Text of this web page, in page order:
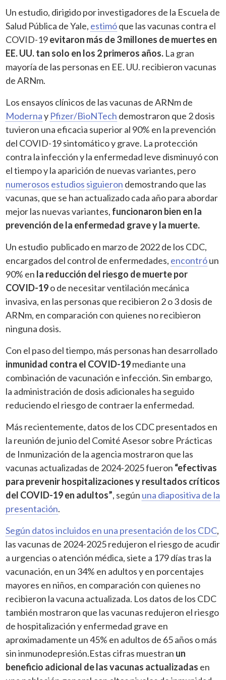
Un estudio, dirigido por investigadores de la Escuela de
Salud Pública de Yale, estimóque las vacunas contra el
COVID-19evitaron más de 3 millones de muertes en
EE. UU. tan solo en los 2 primeros años. La gran
mayoría de las personas en EE. UU. recibieron vacunas
de ARNm.
Los ensayos clínicos de las vacunas de ARNm de
Modernay Pfizer/BioNTech demostraron que 2 dosis
tuvieron una eficacia superior al 90% en la prevención
del COVID-19 sintomático y grave. La protección
contra la infección y la enfermedad leve disminuyó con
el tiempo y la aparición de nuevas variantes, pero
numerosos estudios siguieron demostrando que las
vacunas, que se han actualizado cada año para abordar
mejor las nuevas variantes, funcionaron bien en la
prevención de la enfermedad grave y la muerte.
Un estudio publicado en marzo de 2022 de los CDC,
encargados del control de enfermedades, encontróun
90% en la reducción del riesgo de muerte por
COVID-19o de necesitar ventilación mecánica
invasiva, en las personas que recibieron 2 o 3 dosis de
ARNm, en comparación con quienes no recibieron
ninguna dosis.
Con el paso del tiempo, más personas han desarrollado
inmunidad contra el COVID-19mediante una
combinación de vacunación e infección. Sin embargo,
la administración de dosis adicionales ha seguido
reduciendo el riesgo de contraer la enfermedad.
Más recientemente, datos de los CDC presentados en
la reunión de junio del Comité Asesor sobre Prácticas
de Inmunización de la agencia mostraron que las
vacunas actualizadas de 2024-2025 fueron “efectivas
para prevenir hospitalizaciones y resultados críticos
del COVID-19 en adultos”, según una diapositiva de la
presentación.
Según datos incluidos en una presentación de los CDC,
las vacunas de 2024-2025 redujeron el riesgo de acudir
a urgencias o atención médica, siete a 179 días tras la
vacunación, en un 34% en adultos y en porcentajes
mayores en niños, en comparación con quienes no
recibieron la vacuna actualizada. Los datos de los CDC
también mostraron que las vacunas redujeron el riesgo
de hospitalización y enfermedad grave en
aproximadamente un 45% en adultos de 65 años o más
sin inmunodepresión.Estas cifras muestran un
beneficio adicional de las vacunas actualizadas en